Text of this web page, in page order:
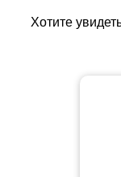
Хотите